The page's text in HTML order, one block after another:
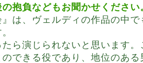
抱負などもお聞かせください
』は、ヴェルディの作品の中
ら演じられないと思います
できる役であり、地位のあ